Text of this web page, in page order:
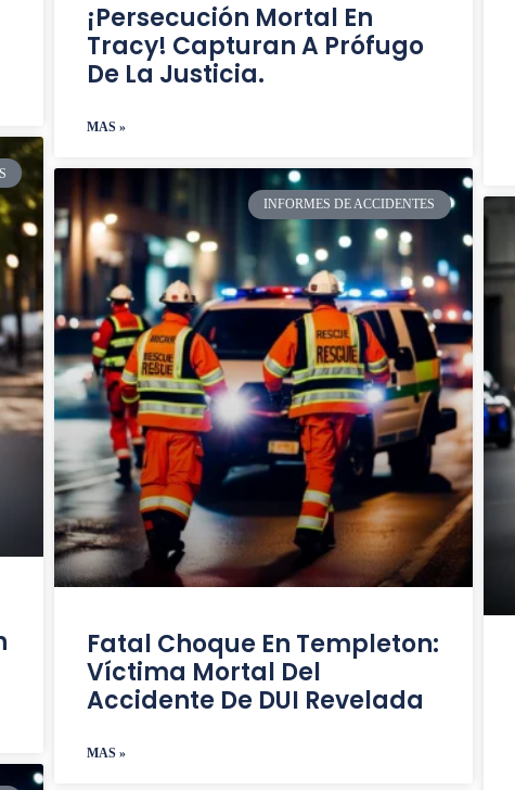
¡Persecución Mortal En
Tracy! Capturan A Prófugo
De La Justicia.
MAS »
INFORMES DE ACCIDENTES
Fatal Choque En Templeton:
Víctima Mortal Del
Accidente De DUI Revelada
MAS »